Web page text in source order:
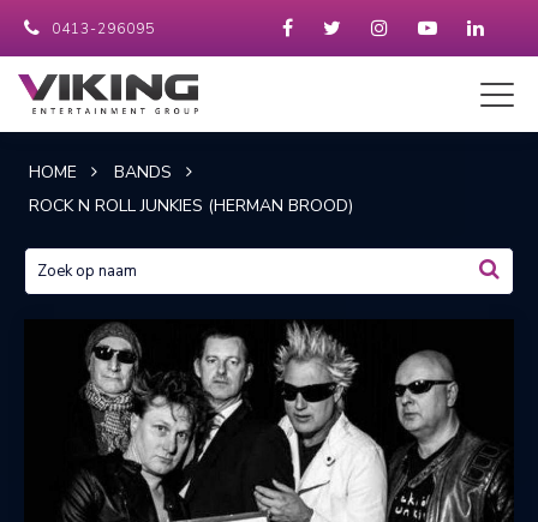
0413-296095
HOME
BANDS
ROCK N ROLL JUNKIES (HERMAN BROOD)